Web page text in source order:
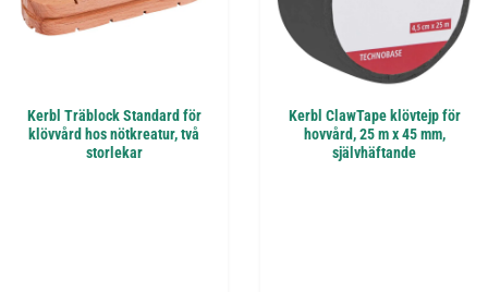
Kerbl Träblock Standard för
klövvård hos nötkreatur, två
storlekar
Kerbl ClawTape klövtejp för
hovvård, 25 m x 45 mm,
självhäftande